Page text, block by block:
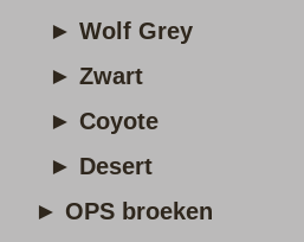
► Wolf Grey
► Zwart
► Coyote
► Desert
► OPS broeken